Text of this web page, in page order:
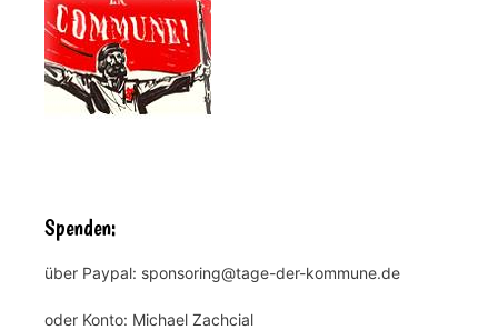
Spenden:
über Paypal: sponsoring@tage-der-kommune.de
oder Konto: Michael Zachcial